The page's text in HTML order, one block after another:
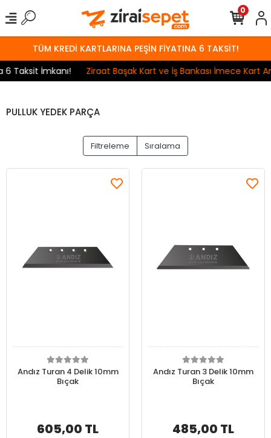
TÜM KREDİ KARTLARINA PEŞİN FİYATINA 6 TAKSİT!
İmkanı!
Ziraat Başak Kart ve İş Bankası İmece Kart
0
PULLUK YEDEK PARÇA
Filtreleme Sıralama
Andız Turan 4 Delik 10mm
Bıçak
605,00 TL
Andız Turan 3 Delik 10mm
Bıçak
485,00 TL